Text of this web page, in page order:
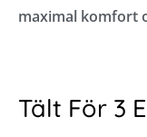
maximal komfort
Tält För 3